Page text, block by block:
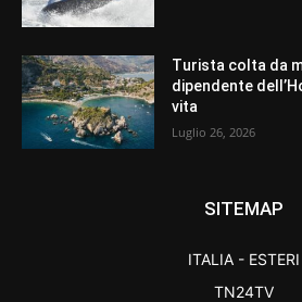
Turista colta da
dipendente
vita
Luglio 26, 2026
SITEMAP
ITALIA - ESTERI
TN24TV